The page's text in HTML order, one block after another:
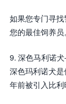
如果您专门寻
您的最佳饲养员。
9. 深色马利诺
深色玛利诺犬
年前被引入比利